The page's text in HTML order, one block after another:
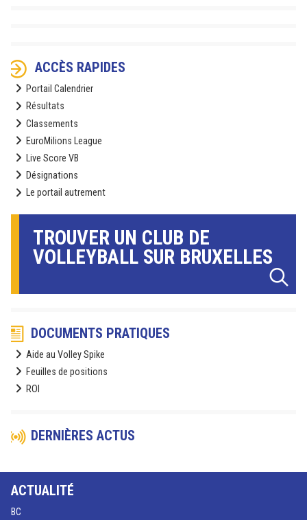
ACCÈS RAPIDES
Portail Calendrier
Résultats
Classements
EuroMilions League
Live Score VB
Désignations
Le portail autrement
TROUVER UN CLUB DE
VOLLEYBALL SUR BRUXELLES
DOCUMENTS PRATIQUES
Aide au Volley Spike
Feuilles de positions
ROI
DERNIÈRES ACTUS
ACTUALITÉ
BC